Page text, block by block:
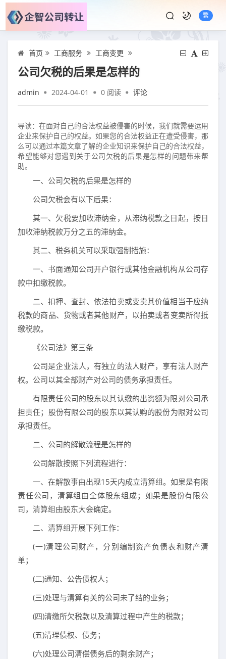
繁
首页 工商服务 工商变更
公司欠税的后果是怎样的
admin 2024-04-01 0 阅读 评论
导读：在面对自己的合法权益被侵害的时候，我们就需要运用
企业来保护自己的权益。如果您的合法权益正在遭受侵害，那
么可以通过本篇文章了解的企业知识来保护自己的合法权益，
希望能够对您遇到关于公司欠税的后果是怎样的问题带来帮
助。
一、公司欠税的后果是怎样的
公司欠税会有以下后果：
其一、欠税要加收滞纳金，从滞纳税款之日起，按日
加收滞纳税款万分之五的滞纳金。
其二、税务机关可以采取强制措施：
一、书面通知公司开户银行或其他金融机构从公司存
款中扣缴税款。
二、扣押、查封、依法拍卖或变卖其价值相当于应纳
税款的商品、货物或者其他财产，以拍卖或者变卖所得抵
缴税款。
《公司法》第三条
公司是企业法人，有独立的法人财产，享有法人财产
权。公司以其全部财产对公司的债务承担责任。
有限责任公司的股东以其认缴的出资额为限对公司承
担责任；股份有限公司的股东以其认购的股份为限对公司
承担责任。
二、公司的解散流程是怎样的
公司解散按照下列流程进行：
一、在解散事由出现15天内成立清算组。如果是有限
责任公司，清算组由全体股东组成；如果是股份有限公
司，清算组由股东大会确定。
二、清算组开展下列工作：
(一)清理公司财产，分别编制资产负债表和财产清
单；
(二)通知、公告债权人；
(三)处理与清算有关的公司未了结的业务；
(四)清缴所欠税款以及清算过程中产生的税款；
(五)清理债权、债务；
(六)处理公司清偿债务后的剩余财产；